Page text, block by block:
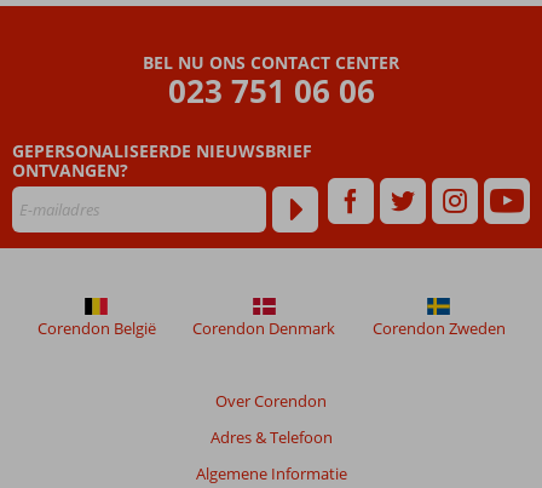
BEL NU ONS CONTACT CENTER
023 751 06 06
GEPERSONALISEERDE NIEUWSBRIEF
ONTVANGEN?
Over Corendon
Adres & Telefoon
Algemene Informatie
Corendon België Corendon Denmark Corendon Zweden